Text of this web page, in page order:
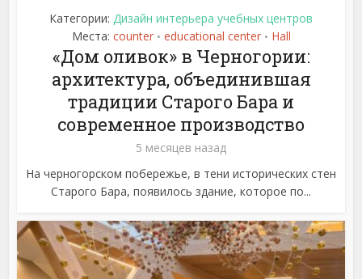
Категории: Дизайн интерьера учебных центров
Места: counter • educational center • Hall
«Дом оливок» в Черногории:
архитектура, объединившая
традиции Старого Бара и
современное производство
5 месяцев назад
На черногорском побережье, в тени исторических стен
Старого Бара, появилось здание, которое по...